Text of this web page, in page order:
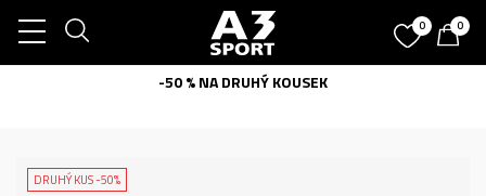
0 0
-50 % NA DRUHÝ KOUSEK
DRUHÝ KUS -50%